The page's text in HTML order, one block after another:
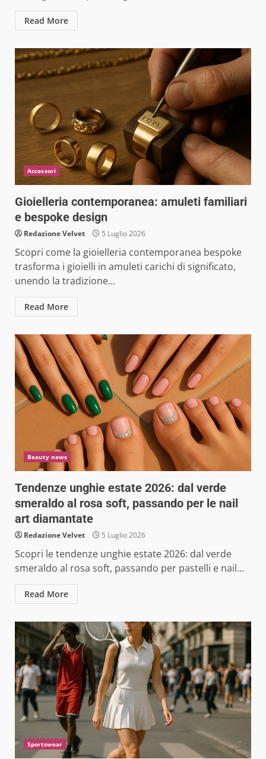
Read More
Accessori
Gioielleria contemporanea: amuleti familiari
e bespoke design
Redazione Velvet 5 Luglio 2026
Scopri come la gioielleria contemporanea bespoke
trasforma i gioielli in amuleti carichi di significato,
unendo la tradizione...
Read More
Beauty news
Tendenze unghie estate 2026: dal verde
smeraldo al rosa soft, passando per le nail
art diamantate
Redazione Velvet 5 Luglio 2026
Scopri le tendenze unghie estate 2026: dal verde
smeraldo al rosa soft, passando per pastelli e nail...
Read More
Sportswear